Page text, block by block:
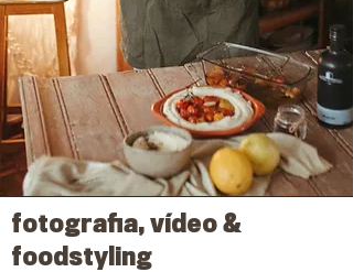
fotografia, vídeo &
foodstyling